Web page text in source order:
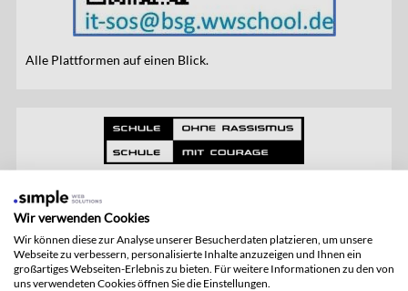
Alle Plattformen auf einen Blick.
Wir verwenden Cookies
Wir können diese zur Analyse unserer Besucherdaten platzieren, um unsere
Webseite zu verbessern, personalisierte Inhalte anzuzeigen und Ihnen ein
großartiges Webseiten-Erlebnis zu bieten. Für weitere Informationen zu den von
uns verwendeten Cookies öffnen Sie die Einstellungen.